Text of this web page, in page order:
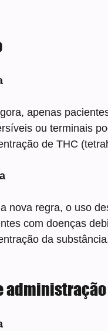
apenas
ou terminais
de THC
nova regra, o uso
com doenças
da
administração